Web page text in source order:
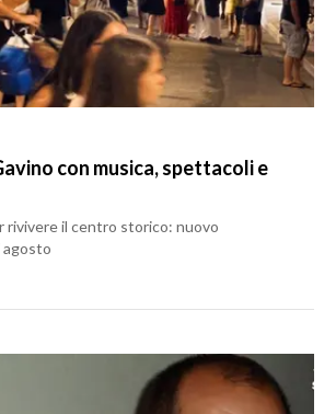
con musica, spettacoli e
rivivere il centro storico: nuovo